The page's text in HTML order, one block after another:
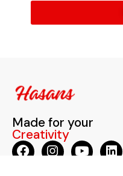
Made for your
Creativity